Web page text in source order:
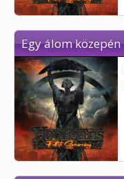
Egy álom közepén